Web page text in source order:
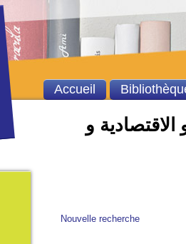
الاقتصادية و
Nouvelle recherche
Accueil